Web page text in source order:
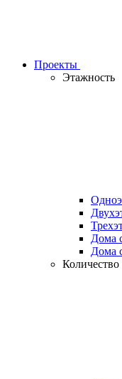
Проекты
Этажность
Дома
Дома
Количество